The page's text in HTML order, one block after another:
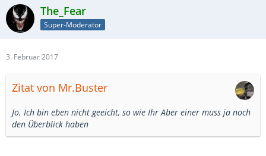
The_Fear
Super-Moderator
3. Februar 2017
Zitat von Mr.Buster
Jo. Ich bin eben nicht geeicht, so wie Ihr Aber einer muss ja noch
den Überblick haben